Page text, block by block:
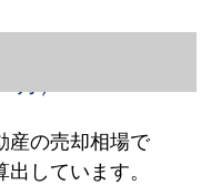
産の売却相場で
しています。